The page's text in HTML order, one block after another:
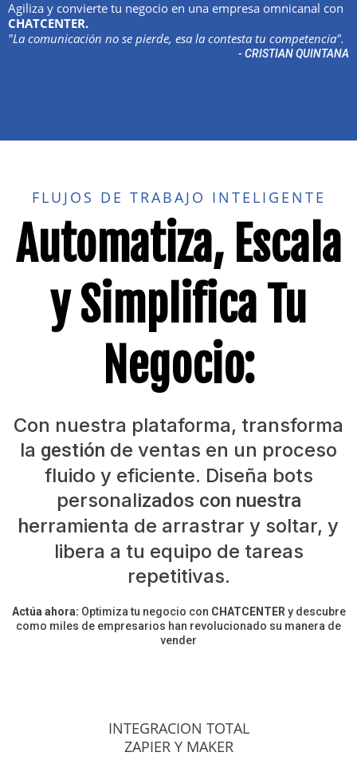
Agiliza y convierte tu negocio en una empresa omnicanal con
CHATCENTER.
"La comunicación no se pierde, esa la contesta tu competencia".
- CRISTIAN QUINTANA
FLUJOS DE TRABAJO INTELIGENTE
Automatiza, Escala
y Simplifica Tu
Negocio:
Con nuestra plataforma, transforma
la gestión de ventas en un proceso
fluido y eficiente. Diseña bots
personalizados con nuestra
herramienta de arrastrar y soltar, y
libera a tu equipo de tareas
repetitivas.
Actúa ahora: Optimiza tu negocio con CHATCENTER y descubre
como miles de empresarios han revolucionado su manera de
vender
INTEGRACION TOTAL
ZAPIER Y MAKER